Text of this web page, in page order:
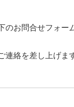
のお問合せフォー
連絡を差し上げま